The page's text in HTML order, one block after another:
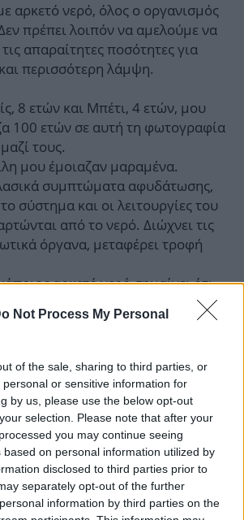
Not Process My Personal
of the sale, sharing to third parties, or
or sensitive information for
by us, please use the below opt-out
selection. Please note that after your
you may continue seeing
based on personal information utilized by
disclosed to third parties prior to
separately opt-out of the further
information by third parties on the
αρκετό νερό, όλος ο οργανισμός
πρέπει λοιπόν να αμελούμε να
απαραίτητες ποσότητες για
περισσότερη λάμψη.
8 ετών και Μπέτι, 4 ετών, μου
100 ετών σε αυτή τη φωτογραφία
τους.
μου έμοιαζαν μαραμένα.
συμπτώματα αφυδάτωσης,
σύστημα και οι λειτουργίες του
από το νερό. Διώχνει τις
όργανα, μεταφέρει τροφή
αρκετό νερό σημαίνει ότι
πώς θα είμουν και πώς θα
ήταν εκπληκτικά.
στην βρετανική εφημερίδα
πώς έπινε το νερό της κάθε ημέρα
στα εκπληκτικά αποτελέσματα που
ότι ακόμη και οι αρθρώσεις
από την κατανάλωση